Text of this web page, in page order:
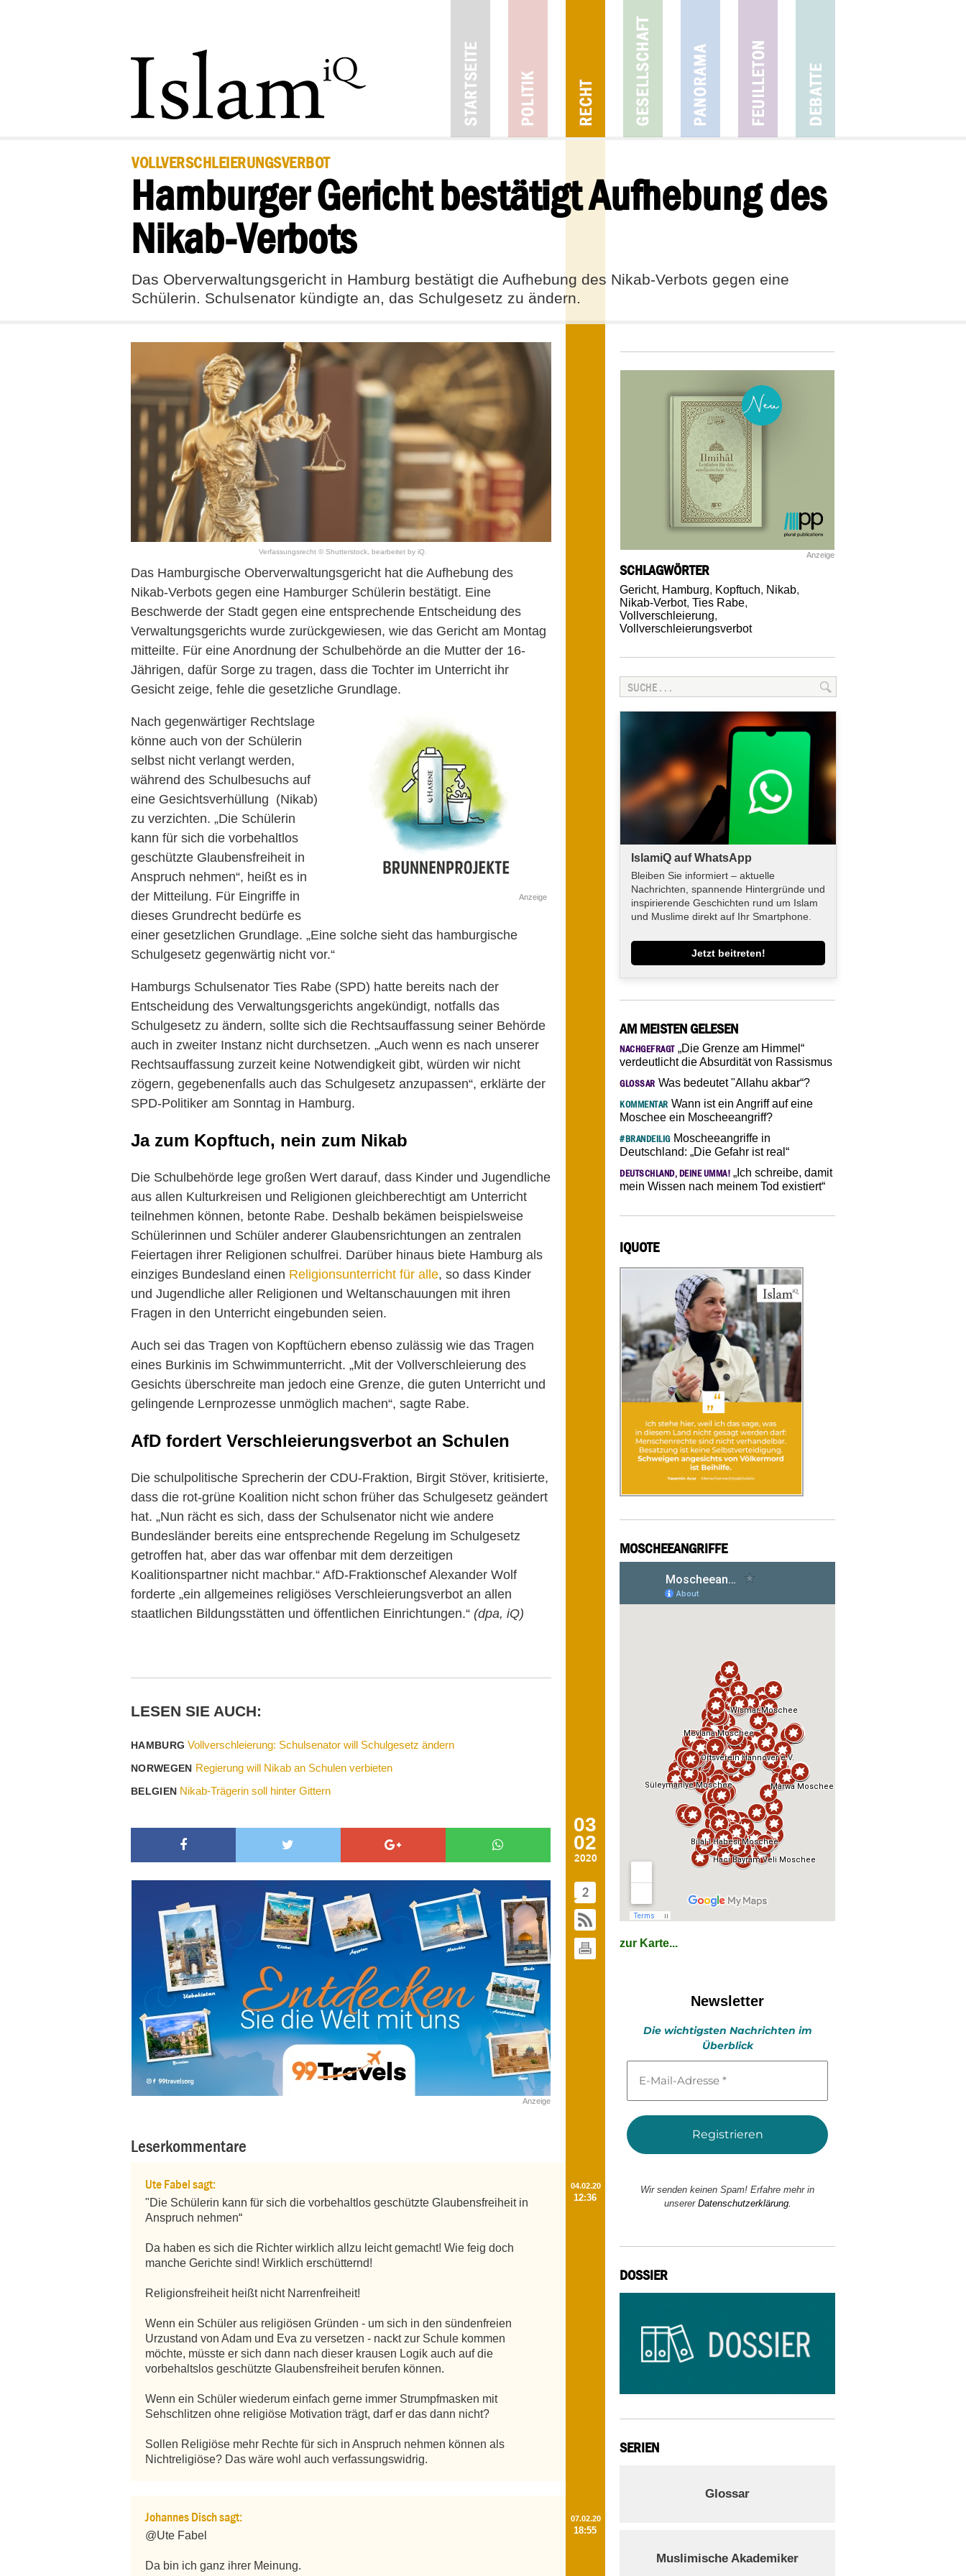
VOLLVERSCHLEIERUNGSVERBOT
Hamburger Gericht bestätigt Aufhebung des
Nikab-Verbots
Das Oberverwaltungsgericht in Hamburg bestätigt die Aufhebung des Nikab-Verbots gegen eine
Schülerin. Schulsenator kündigte an, das Schulgesetz zu ändern.
03
02
2020
2
Verfassungsrecht © Shutterstock, bearbeitet by iQ.
Das Hamburgische Oberverwaltungsgericht hat die Aufhebung des
Nikab-Verbots gegen eine Hamburger Schülerin bestätigt. Eine
Beschwerde der Stadt gegen eine entsprechende Entscheidung des
Verwaltungsgerichts wurde zurückgewiesen, wie das Gericht am Montag
mitteilte. Für eine Anordnung der Schulbehörde an die Mutter der 16-
Jährigen, dafür Sorge zu tragen, dass die Tochter im Unterricht ihr
Gesicht zeige, fehle die gesetzliche Grundlage.
Anzeige
Nach gegenwärtiger Rechtslage
könne auch von der Schülerin
selbst nicht verlangt werden,
während des Schulbesuchs auf
eine Gesichtsverhüllung (Nikab)
zu verzichten. „Die Schülerin
kann für sich die vorbehaltlos
geschützte Glaubensfreiheit in
Anspruch nehmen“, heißt es in
der Mitteilung. Für Eingriffe in
dieses Grundrecht bedürfe es
einer gesetzlichen Grundlage. „Eine solche sieht das hamburgische
Schulgesetz gegenwärtig nicht vor.“
Hamburgs Schulsenator Ties Rabe (SPD) hatte bereits nach der
Entscheidung des Verwaltungsgerichts angekündigt, notfalls das
Schulgesetz zu ändern, sollte sich die Rechtsauffassung seiner Behörde
auch in zweiter Instanz nicht durchsetzen. „Auch wenn es nach unserer
Rechtsauffassung zurzeit keine Notwendigkeit gibt, würden wir nicht
zögern, gegebenenfalls auch das Schulgesetz anzupassen“, erklärte der
SPD-Politiker am Sonntag in Hamburg.
Ja zum Kopftuch, nein zum Nikab
Die Schulbehörde lege großen Wert darauf, dass Kinder und Jugendliche
aus allen Kulturkreisen und Religionen gleichberechtigt am Unterricht
teilnehmen können, betonte Rabe. Deshalb bekämen beispielsweise
Schülerinnen und Schüler anderer Glaubensrichtungen an zentralen
Feiertagen ihrer Religionen schulfrei. Darüber hinaus biete Hamburg als
einziges Bundesland einen Religionsunterricht für alle, so dass Kinder
und Jugendliche aller Religionen und Weltanschauungen mit ihren
Fragen in den Unterricht eingebunden seien.
Auch sei das Tragen von Kopftüchern ebenso zulässig wie das Tragen
eines Burkinis im Schwimmunterricht. „Mit der Vollverschleierung des
Gesichts überschreite man jedoch eine Grenze, die guten Unterricht und
gelingende Lernprozesse unmöglich machen“, sagte Rabe.
AfD fordert Verschleierungsverbot an Schulen
Die schulpolitische Sprecherin der CDU-Fraktion, Birgit Stöver, kritisierte,
dass die rot-grüne Koalition nicht schon früher das Schulgesetz geändert
hat. „Nun rächt es sich, dass der Schulsenator nicht wie andere
Bundesländer bereits eine entsprechende Regelung im Schulgesetz
getroffen hat, aber das war offenbar mit dem derzeitigen
Koalitionspartner nicht machbar.“ AfD-Fraktionschef Alexander Wolf
forderte „ein allgemeines religiöses Verschleierungsverbot an allen
staatlichen Bildungsstätten und öffentlichen Einrichtungen.“ (dpa, iQ)
LESEN SIE AUCH:
HAMBURGVollverschleierung: Schulsenator will Schulgesetz ändern
NORWEGEN Regierung will Nikab an Schulen verbieten
BELGIEN Nikab-Trägerin soll hinter Gittern
Anzeige
Leserkommentare
Ute Fabel sagt:
"Die Schülerin kann für sich die vorbehaltlos geschützte Glaubensfreiheit in
Anspruch nehmen“
Da haben es sich die Richter wirklich allzu leicht gemacht! Wie feig doch
manche Gerichte sind! Wirklich erschütternd!
Religionsfreiheit heißt nicht Narrenfreiheit!
Wenn ein Schüler aus religiösen Gründen - um sich in den sündenfreien
Urzustand von Adam und Eva zu versetzen - nackt zur Schule kommen
möchte, müsste er sich dann nach dieser krausen Logik auch auf die
vorbehaltslos geschützte Glaubensfreiheit berufen können.
Wenn ein Schüler wiederum einfach gerne immer Strumpfmasken mit
Sehschlitzen ohne religiöse Motivation trägt, darf er das dann nicht?
Sollen Religiöse mehr Rechte für sich in Anspruch nehmen können als
Nichtreligiöse? Das wäre wohl auch verfassungswidrig.
04.02.20
12:36
Johannes Disch sagt:
@Ute Fabel
Da bin ich ganz ihrer Meinung.
07.02.20
18:55
Anzeige
SCHLAGWÖRTER
Gericht, Hamburg, Kopftuch, Nikab,
Nikab-Verbot, Ties Rabe,
Vollverschleierung,
Vollverschleierungsverbot
IslamiQ auf WhatsApp
Bleiben Sie informiert – aktuelle
Nachrichten, spannende Hintergründe und
inspirierende Geschichten rund um Islam
und Muslime direkt auf Ihr Smartphone.
Jetzt beitreten!
AM MEISTEN GELESEN
NACHGEFRAGT„Die Grenze am Himmel“
verdeutlicht die Absurdität von Rassismus
GLOSSAR Was bedeutet "Allahu akbar“?
KOMMENTAR Wann ist ein Angriff auf eine
Moschee ein Moscheeangriff?
#BRANDEILIGMoscheeangriffe in
Deutschland: „Die Gefahr ist real“
DEUTSCHLAND, DEINE UMMA! „Ich schreibe, damit
mein Wissen nach meinem Tod existiert“
IQUOTE
MOSCHEEANGRIFFE
zur Karte...
Newsletter
Die wichtigsten Nachrichten im
Überblick
Mail-
*
Wir senden keinen Spam! Erfahre mehr in
unserer Datenschutzerklärung.
DOSSIER
SERIEN
Glossar
Muslimische Akademiker